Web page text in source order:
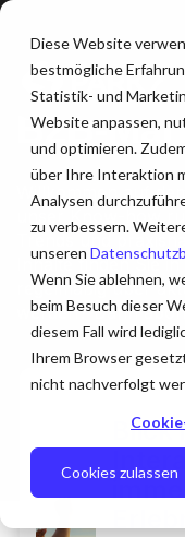
Diese Website
bestmögliche
Statistik- und
Website anpassen,
und optimieren.
über Ihre Interaktion
Analysen
zu verbessern.
unseren
Wenn Sie ablehnen,
beim Besuch dieser
diesem Fall wird
Ihrem Browser
nicht nachverfolgt
Cookies zulassen
B2B-
Willkommen auf
unser Know-how
Trends und
Inhalte finden Sie
regelmäßig über
werden? Dann